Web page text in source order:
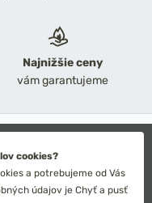
Najnižšie ceny
vám garantujeme
s.r.o.
cookies?
a potrebujeme od Vás
údajov je Chyť a pusť